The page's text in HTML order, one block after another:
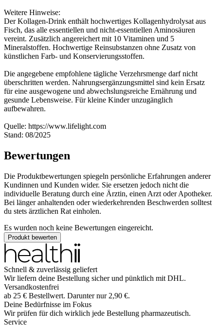
Weitere Hinweise:
Der Kollagen-Drink enthält hochwertiges Kollagenhydrolysat aus
Fisch, das alle essentiellen und nicht-essentiellen Aminosäuren
vereint. Zusätzlich angereichert mit 10 Vitaminen und 5
Mineralstoffen. Hochwertige Reinsubstanzen ohne Zusatz von
künstlichen Farb- und Konservierungsstoffen.
Die angegebene empfohlene tägliche Verzehrsmenge darf nicht
überschritten werden. Nahrungsergänzungsmittel sind kein Ersatz
für eine ausgewogene und abwechslungsreiche Ernährung und
gesunde Lebensweise. Für kleine Kinder unzugänglich
aufbewahren.
Quelle: https://www.lifelight.com
Stand: 08/2025
Bewertungen
Die Produktbewertungen spiegeln persönliche Erfahrungen anderer
Kundinnen und Kunden wider. Sie ersetzen jedoch nicht die
individuelle Beratung durch eine Ärztin, einen Arzt oder Apotheker.
Bei länger anhaltenden oder wiederkehrenden Beschwerden solltest
du stets ärztlichen Rat einholen.
Es wurden noch keine Bewertungen eingereicht.
Produkt bewerten
Schnell & zuverlässig geliefert
Wir liefern deine Bestellung sicher und pünktlich mit DHL.
Versandkostenfrei
ab 25 € Bestellwert. Darunter nur 2,90 €.
Deine Bedürfnisse im Fokus
Wir prüfen für dich wirklich jede Bestellung pharmazeutisch.
Service